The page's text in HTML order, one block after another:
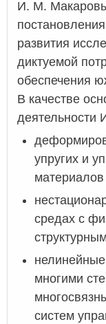
И. М.
развития
диктуемой
обеспечения
В качестве
деятельности
упругих и
средах с
многими
систем